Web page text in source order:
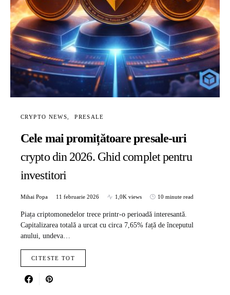
CRYPTO NEWS PRESALE
Cele mai promițătoare presale-uri
crypto din 2026. Ghid complet pentru
investitori
Mihai Popa 11 februarie 2026 1,0K views 10 minute read
Piața criptomonedelor trece printr-o perioadă interesantă.
Capitalizarea totală a urcat cu circa 7,65% față de începutul
anului, undeva…
CITESTE TOT